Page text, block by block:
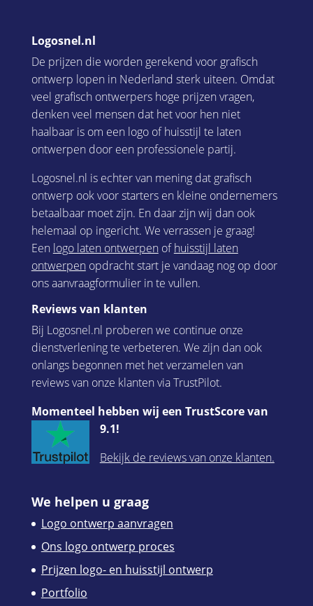
Logosnel.nl
De prijzen die worden gerekend voor grafisch
ontwerp lopen in Nederland sterk uiteen. Omdat
veel grafisch ontwerpers hoge prijzen vragen,
denken veel mensen dat het voor hen niet
haalbaar is om een logo of huisstijl te laten
ontwerpen door een professionele partij.
Logosnel.nl is echter van mening dat grafisch
ontwerp ook voor starters en kleine ondernemers
betaalbaar moet zijn. En daar zijn wij dan ook
helemaal op ingericht. We verrassen je graag!
Een logo laten ontwerpenofhuisstijl laten
ontwerpenopdracht start je vandaag nog op door
ons aanvraagformulier in te vullen.
Reviews van klanten
Bij Logosnel.nl proberen we continue onze
dienstverlening te verbeteren. We zijn dan ook
onlangs begonnen met het verzamelen van
reviews van onze klanten via TrustPilot.
Momenteel hebben wij een TrustScore van
9.1!
Bekijk de reviews van onze klanten.
We helpen u graag
Logo ontwerp aanvragen
Ons logo ontwerp proces
Prijzen logo- en huisstijl ontwerp
Portfolio